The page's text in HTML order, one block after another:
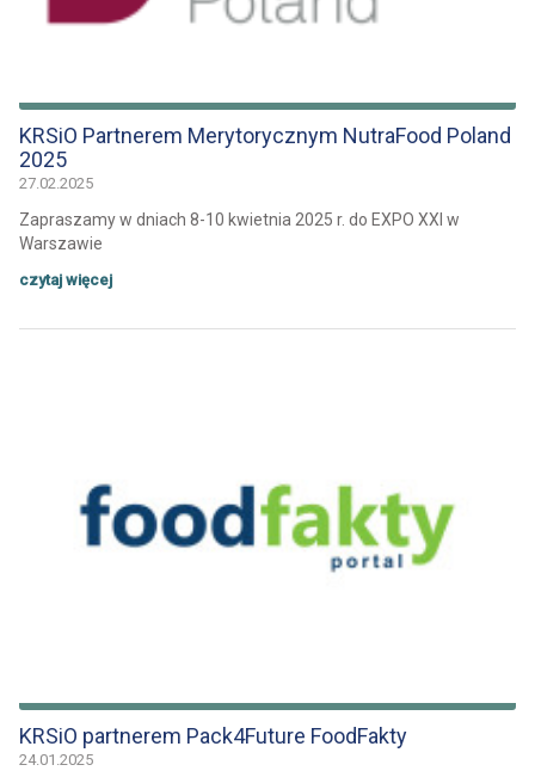
KRSiO Partnerem Merytorycznym NutraFood Poland
2025
27.02.2025
Zapraszamy w dniach 8-10 kwietnia 2025 r. do EXPO XXI w
Warszawie
czytaj więcej
KRSiO partnerem Pack4Future FoodFakty
24.01.2025